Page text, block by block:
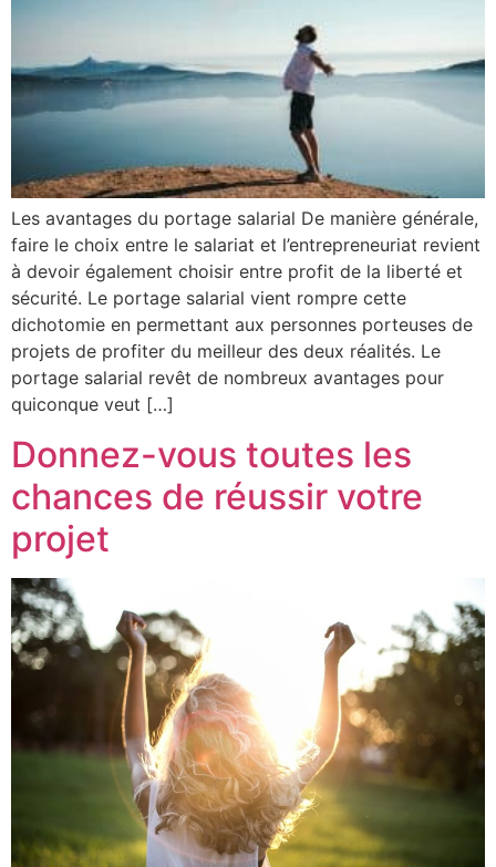
Les avantages du portage salarial De manière générale,
faire le choix entre le salariat et l’entrepreneuriat revient
à devoir également choisir entre profit de la liberté et
sécurité. Le portage salarial vient rompre cette
dichotomie en permettant aux personnes porteuses de
projets de profiter du meilleur des deux réalités. Le
portage salarial revêt de nombreux avantages pour
quiconque veut […]
Donnez-vous toutes les
chances de réussir votre
projet